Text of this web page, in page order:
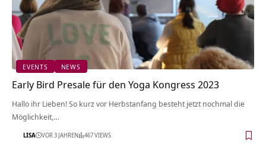
EVENTS NEWS
Early Bird Presale für den Yoga Kongress 2023
Hallo ihr Lieben! So kurz vor Herbstanfang besteht jetzt nochmal die
Möglichkeit,…
LISA VOR 3 JAHREN 467 VIEWS